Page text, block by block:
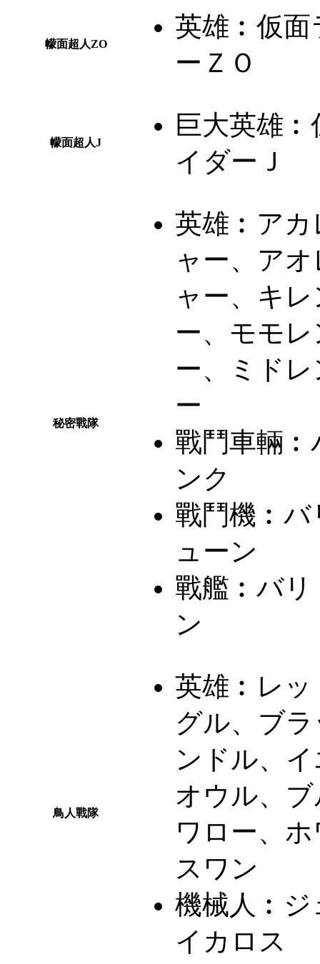
幪面超人ZO
英雄︰ 仮面
ーＺＯ
幪面超人J
巨大英雄︰
イダーＪ
秘密戰隊
英雄︰ ア
ャー、ア
ャー、キ
ー、モモ
ー、ミド
ー
戰鬥車輛︰
ンク
戰鬥機︰ バ
ューン
戰艦︰ バリ
ン
鳥人戰隊
英雄︰ レ
グル、ブ
ンドル、
オウル、
ワロー、
スワン
機械人︰ ジ
イカロス